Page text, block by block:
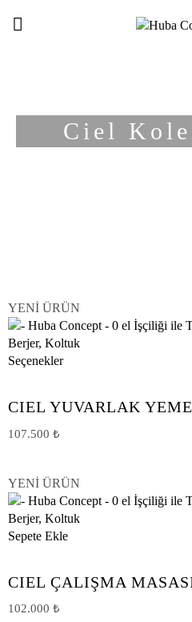
Ciel
YENİ ÜRÜN
Seçenekler
CIEL YUVARLAK
107.500 ₺
YENİ ÜRÜN
Sepete Ekle
CIEL ÇALIŞMA
102.000 ₺